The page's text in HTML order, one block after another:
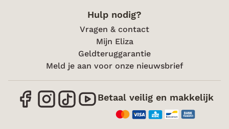
Hulp nodig?
Vragen & contact
Mijn Eliza
Geldteruggarantie
Meld je aan voor onze nieuwsbrief
Betaal veilig en makkelijk